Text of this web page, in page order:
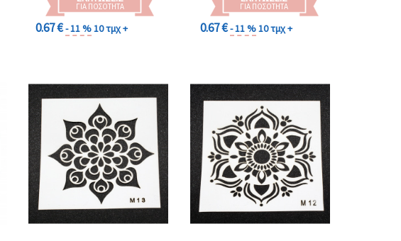
ΓΙΑ ΠΟΣΌΤΗΤΑ
0.67 €- 11 %10 τμχ +
ΓΙΑ ΠΟΣΌΤΗΤΑ
0.67 €- 11 %10 τμχ +